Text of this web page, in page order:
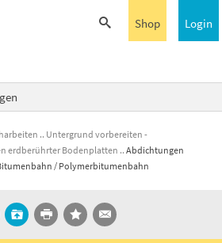
Login
Shop
Untergrund vorbereiten -
erdberührter Bodenplatten
Abdichtungen
/ Polymerbitumenbahn